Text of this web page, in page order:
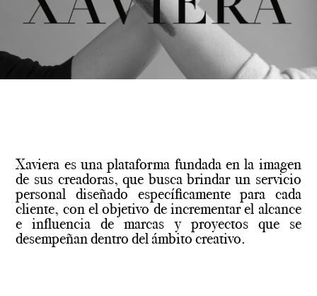
Xaviera es una plataforma fundada en la imagen
de sus creadoras, que busca brindar un servicio
personal diseñado específicamente para cada
cliente, con el objetivo de incrementar el alcance
e influencia de marcas y proyectos que se
desempeñan dentro del ámbito creativo.